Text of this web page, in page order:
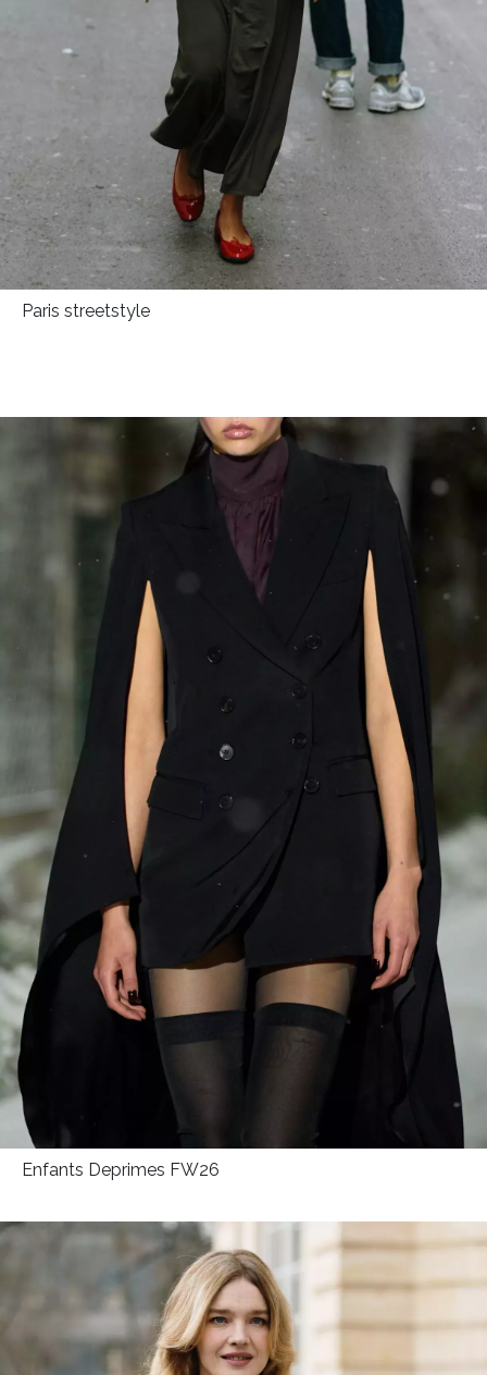
Paris streetstyle
Enfants Deprimes FW26